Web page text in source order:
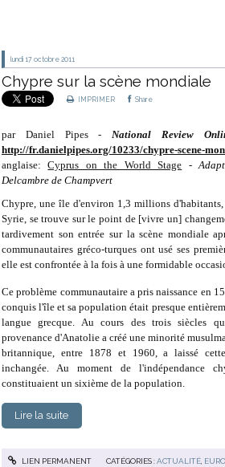
lundi 17 octobre 2011
Chypre sur la scène mondiale
IMPRIMER Share
par Daniel Pipes -National Review
http://fr.danielpipes.org/10233/chypre-scene-
anglaise:Cyprus on the World Stage -
Delcambre de Champvert
Chypre, une île d'environ 1,3 millions
Syrie, se trouve sur le point de [vivre un]
tardivement son entrée sur la scène mondiale
communautaires gréco-turques ont usé ses
elle est confrontée à la fois à une formidable
Ce problème communautaire a pris naissance en
conquis l'île et sa population était presque
langue grecque. Au cours des trois siècles
provenance d'Anatolie a créé une minorité
britannique, entre 1878 et 1960, a laissé
inchangée. Au moment de l'indépendance
constituaient un sixième de la population.
Lire la suite
LIEN PERMANENT CATÉGORIES :ACTUALITÉ,